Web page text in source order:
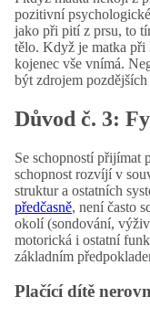
pozitivní
jako při pití z prsu, to
tělo. Když je matka při
kojenec vše vnímá.
být zdrojem
Důvod č. 3:
Se schopností přijímat
schopnost rozvíjí v
struktur a ostatních
předčasně, není často
okolí (sondování,
motorická i ostatní
základním
Plačící dítě